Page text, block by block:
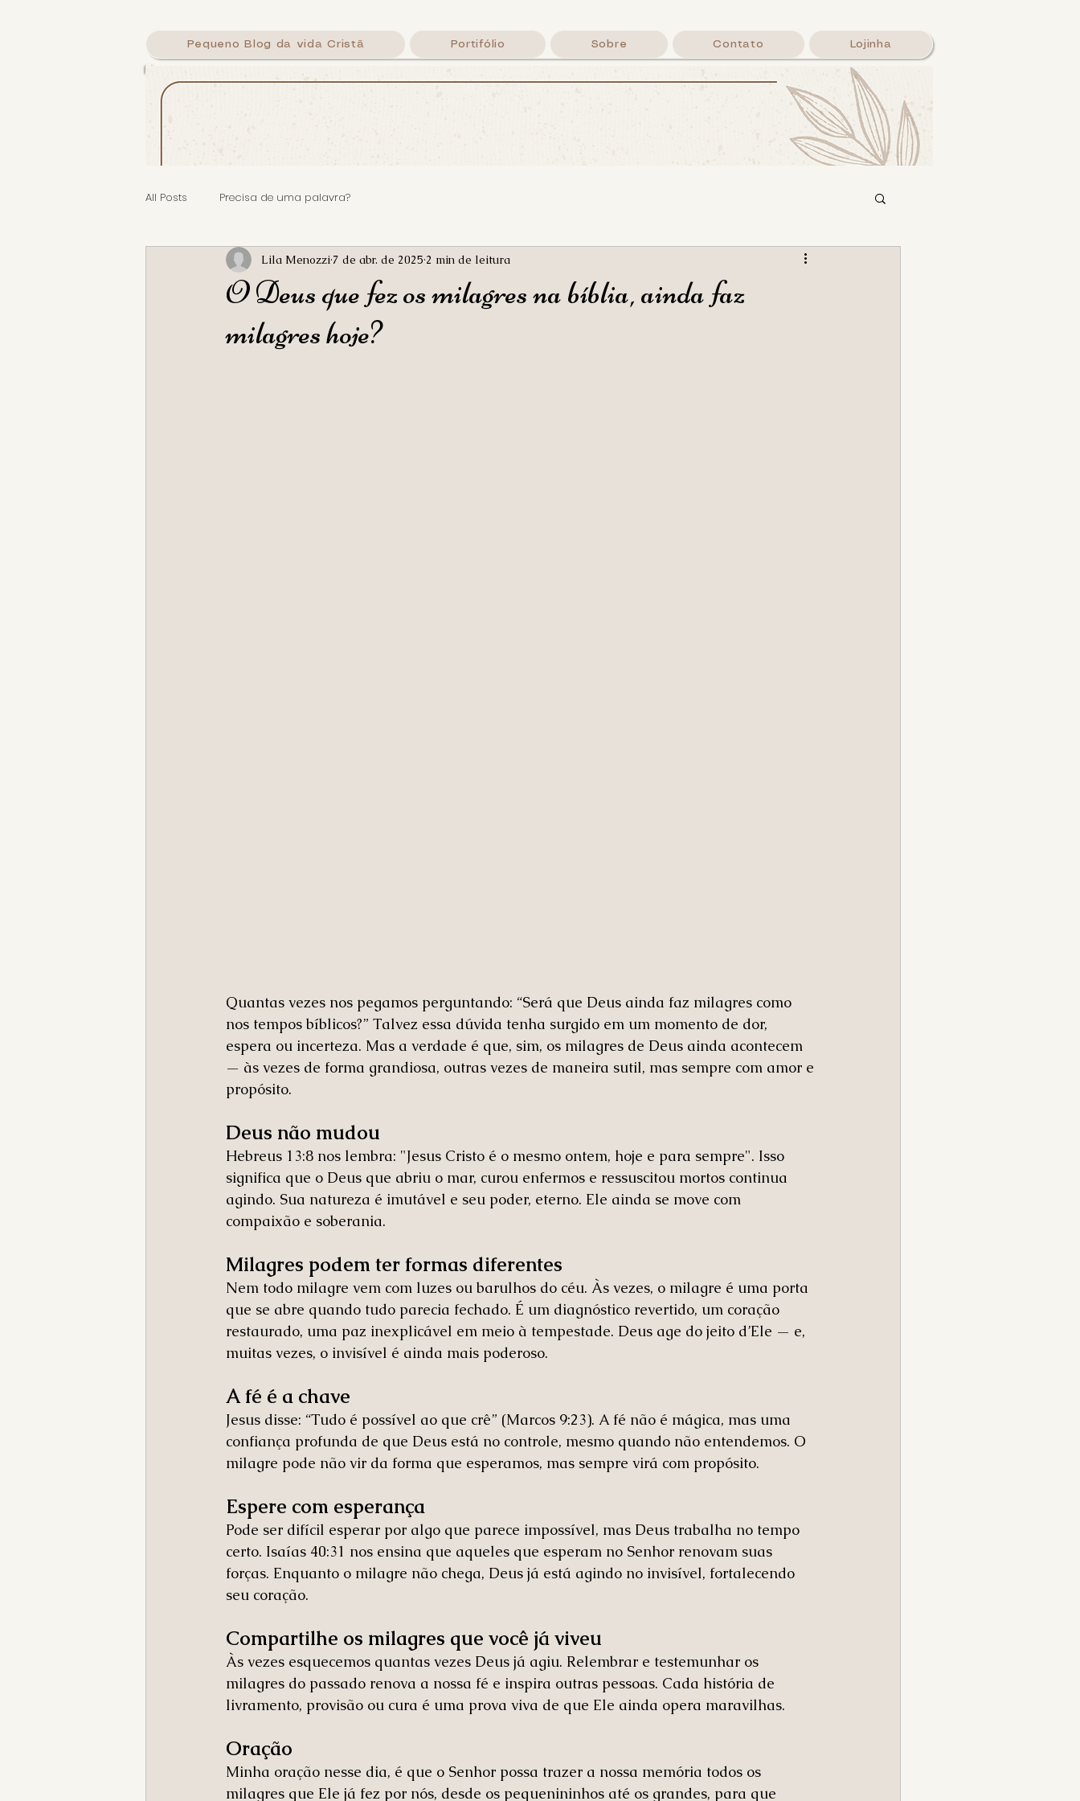
Pequeno Blog da vida Cristã Portifólio Sobre Contato Lojinha
By Lila Menozzi
Caligrafando a Palavra
All Posts Precisa de uma palavra?
O Deus que fez os milagres na bíblia, ainda faz
milagres hoje?
Lila Menozzi 7 de abr. de 2025 2 min de leitura
Quantas vezes nos pegamos perguntando: “Será que Deus ainda faz milagres como
nos tempos bíblicos?” Talvez essa dúvida tenha surgido em um momento de dor,
espera ou incerteza. Mas a verdade é que, sim, os milagres de Deus ainda acontecem
— às vezes de forma grandiosa, outras vezes de maneira sutil, mas sempre com amor e
propósito.
Deus não mudou
Hebreus 13:8 nos lembra: "Jesus Cristo é o mesmo ontem, hoje e para sempre". Isso
significa que o Deus que abriu o mar, curou enfermos e ressuscitou mortos continua
agindo. Sua natureza é imutável e seu poder, eterno. Ele ainda se move com
compaixão e soberania.
Milagres podem ter formas diferentes
Nem todo milagre vem com luzes ou barulhos do céu. Às vezes, o milagre é uma porta
que se abre quando tudo parecia fechado. É um diagnóstico revertido, um coração
restaurado, uma paz inexplicável em meio à tempestade. Deus age do jeito d’Ele — e,
muitas vezes, o invisível é ainda mais poderoso.
A fé é a chave
Jesus disse: “Tudo é possível ao que crê” (Marcos 9:23). A fé não é mágica, mas uma
confiança profunda de que Deus está no controle, mesmo quando não entendemos. O
milagre pode não vir da forma que esperamos, mas sempre virá com propósito.
Espere com esperança
Pode ser difícil esperar por algo que parece impossível, mas Deus trabalha no tempo
certo. Isaías 40:31 nos ensina que aqueles que esperam no Senhor renovam suas
forças. Enquanto o milagre não chega, Deus já está agindo no invisível, fortalecendo
seu coração.
Compartilhe os milagres que você já viveu
Às vezes esquecemos quantas vezes Deus já agiu. Relembrar e testemunhar os
milagres do passado renova a nossa fé e inspira outras pessoas. Cada história de
livramento, provisão ou cura é uma prova viva de que Ele ainda opera maravilhas.
Oração
Minha oração nesse dia, é que o Senhor possa trazer a nossa memória todos os
milagres que Ele já fez por nós, desde os pequenininhos até os grandes, para que